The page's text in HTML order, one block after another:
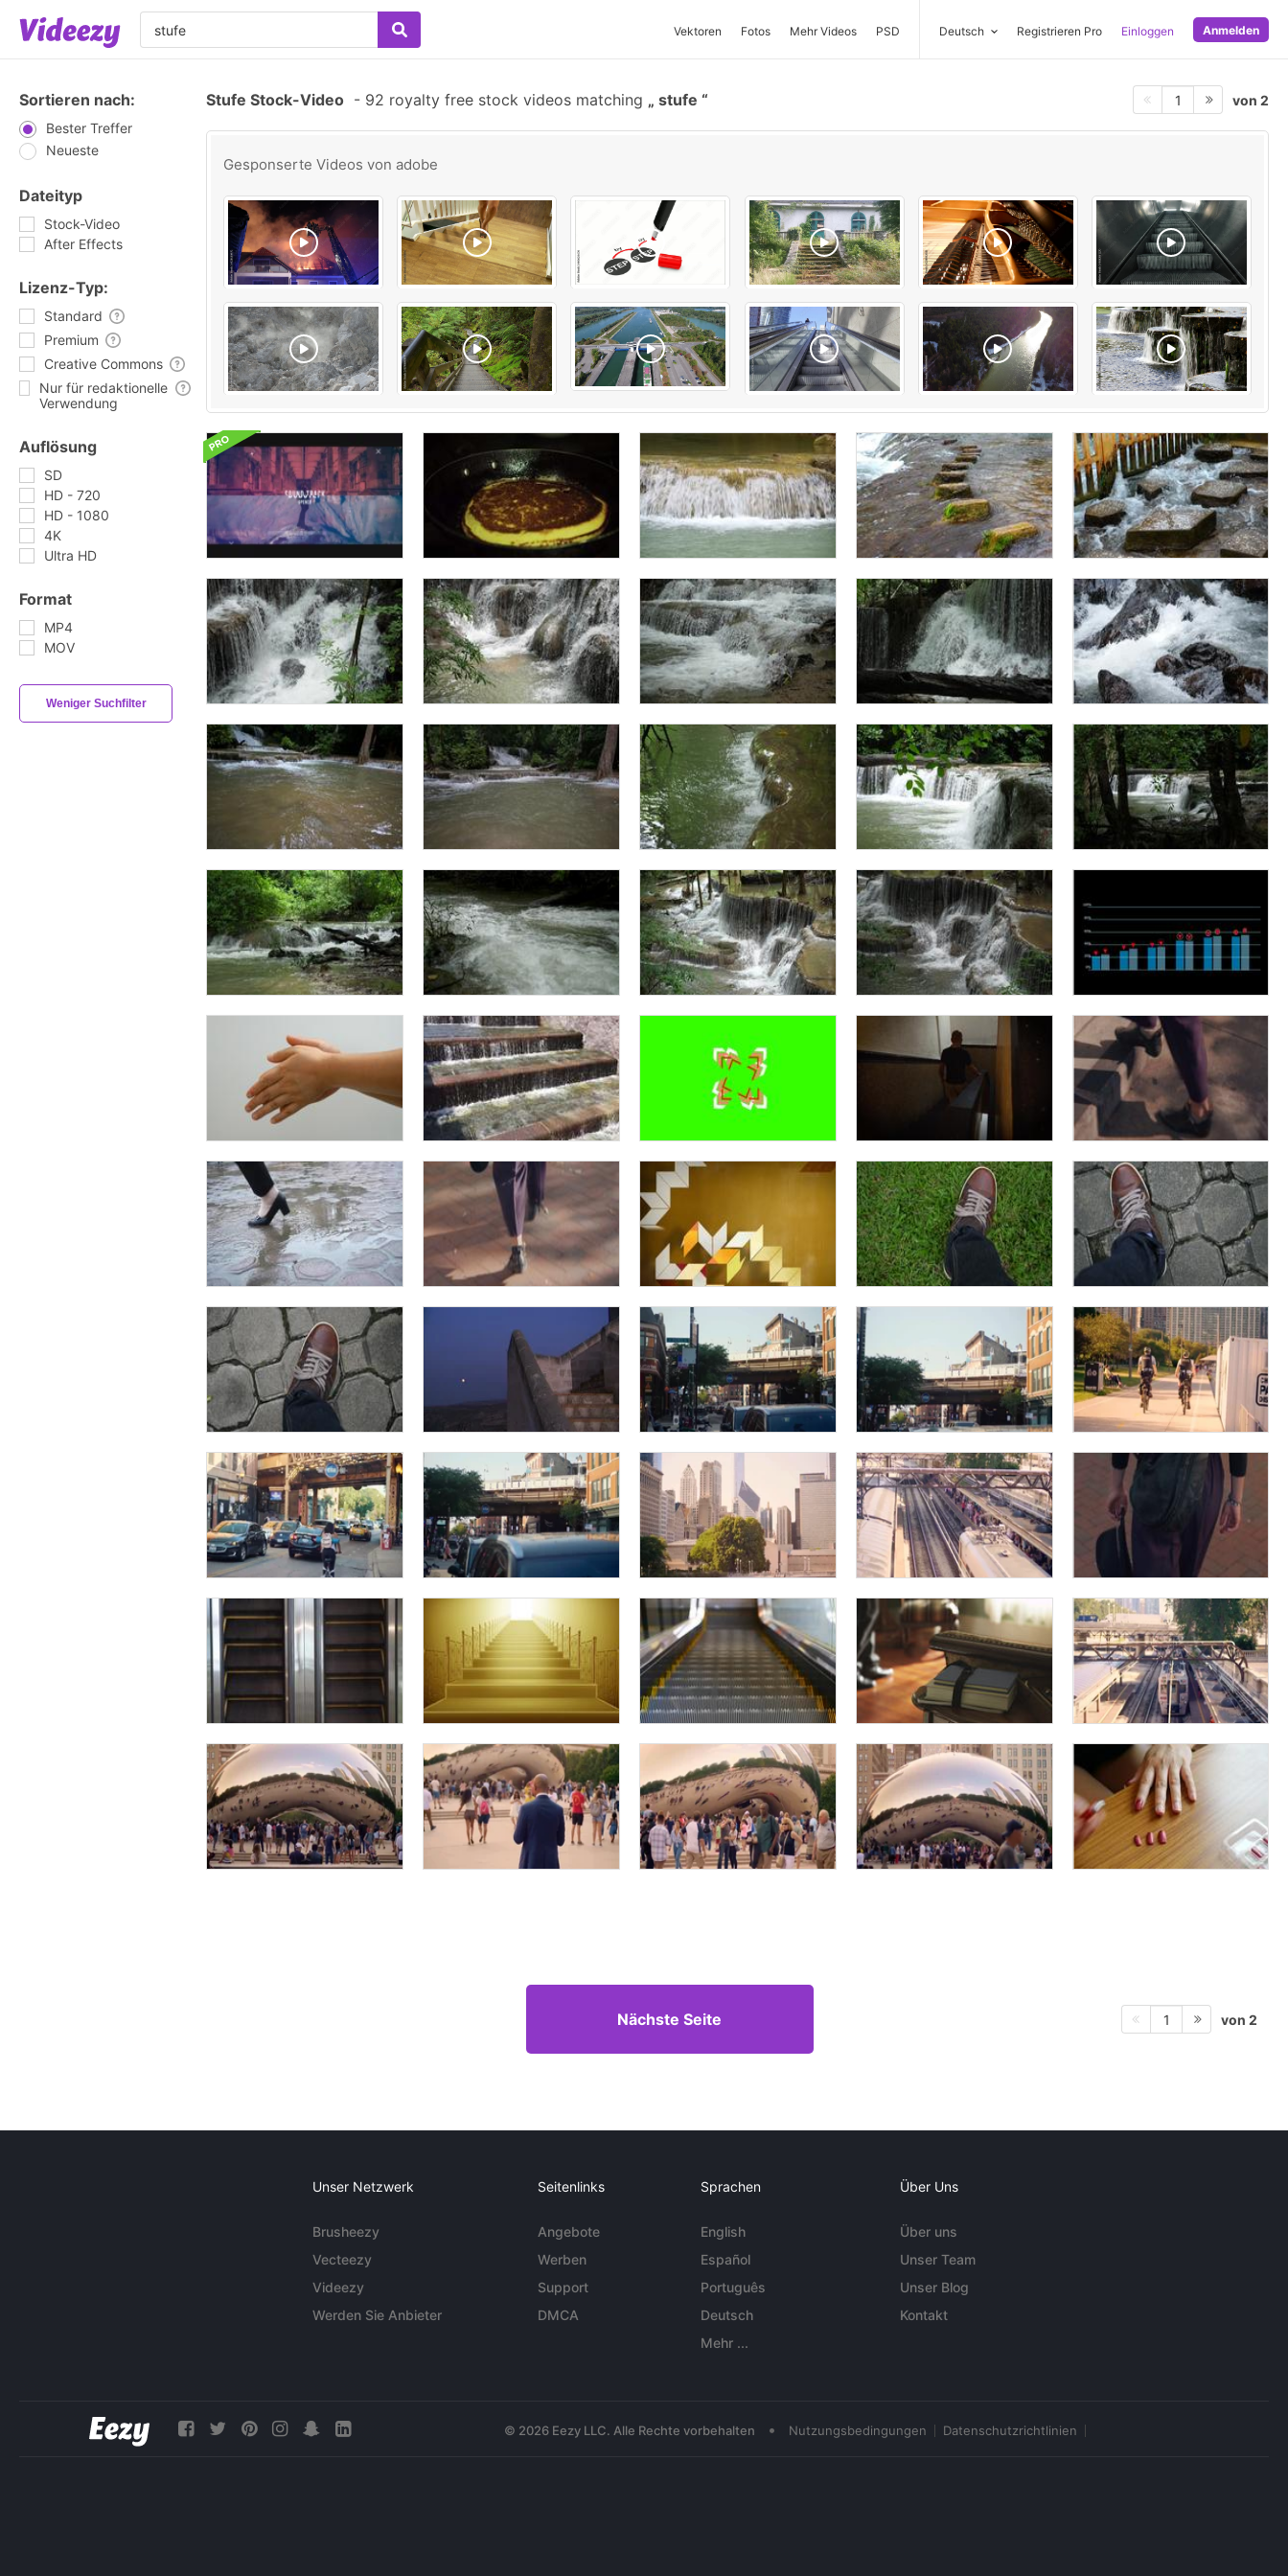
Vektoren Fotos Mehr Videos PSD Deutsch Registrieren Pro Einloggen Anmelden
Sortieren nach:
Bester Treffer
Neueste
Dateityp
Stock-Video
After Effects
Lizenz-Typ:
Standard
Premium
Creative Commons
Nur für redaktionelle
Verwendung
Auflösung
SD
HD - 720
HD - 1080
4K
Ultra HD
Format
MP4
MOV
Weniger Suchfilter
Stufe Stock-Video - 92 royalty free stock videos matching stufe 1 von 2
Gesponserte Videos von adobe
Nächste Seite 1 von 2
Unser Netzwerk
Brusheezy
Vecteezy
Videezy
Werden Sie Anbieter
Seitenlinks
Angebote
Werben
Support
DMCA
Sprachen
English
Español
Português
Deutsch
Mehr ...
Über Uns
Über uns
Unser Team
Unser Blog
Kontakt
© 2026 Eezy LLC. Alle Rechte vorbehalten • Nutzungsbedingungen Datenschutzrichtlinien